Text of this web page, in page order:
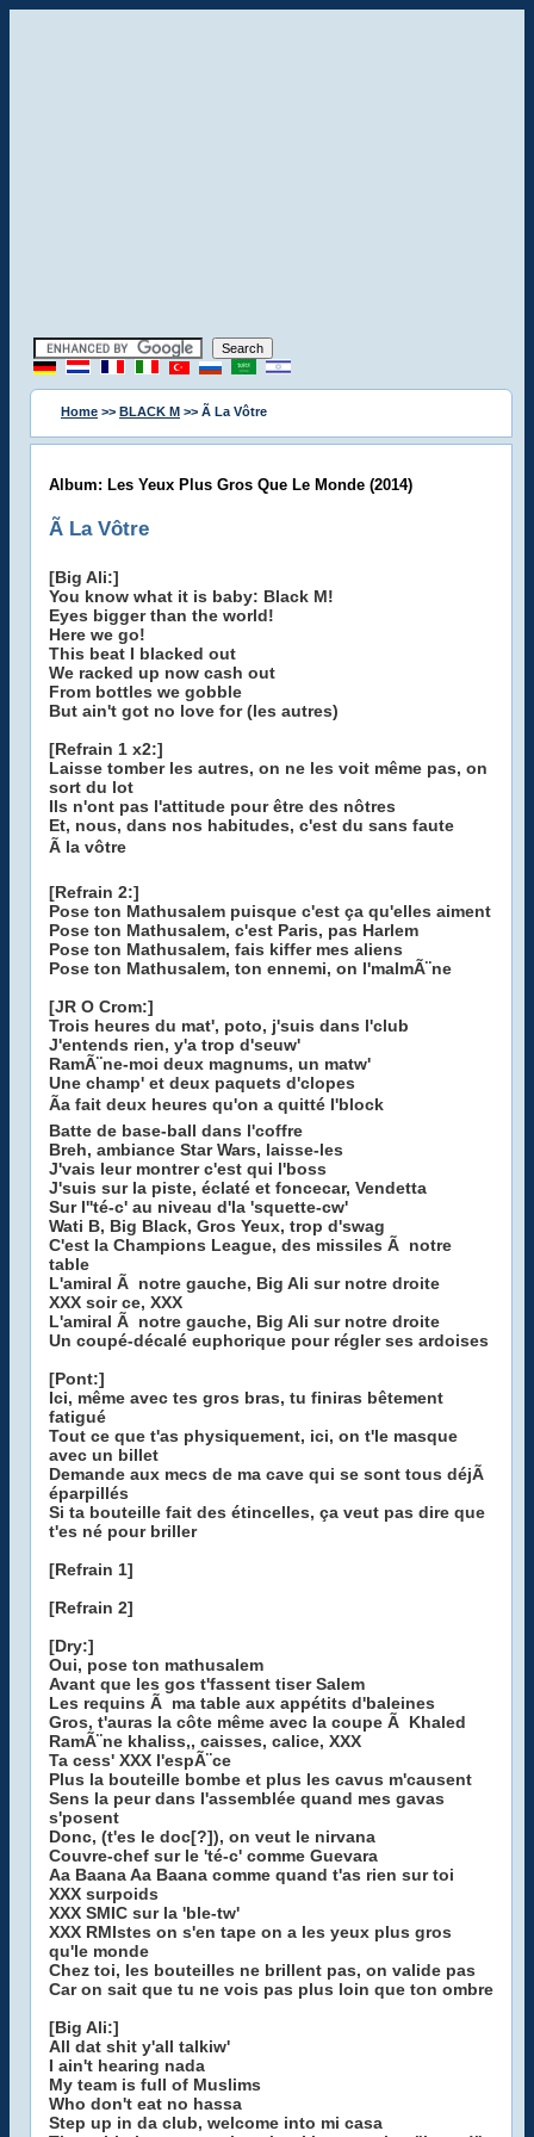
Home >> BLACK M >> Ã La Vôtre
Album: Les Yeux Plus Gros Que Le Monde (2014)
Ã La Vôtre
[Big Ali:]
You know what it is baby: Black M!
Eyes bigger than the world!
Here we go!
This beat I blacked out
We racked up now cash out
From bottles we gobble
But ain't got no love for (les autres)
[Refrain 1 x2:]
Laisse tomber les autres, on ne les voit même pas, on
sort du lot
Ils n'ont pas l'attitude pour être des nôtres
Et, nous, dans nos habitudes, c'est du sans faute
Ã la vôtre
[Refrain 2:]
Pose ton Mathusalem puisque c'est ça qu'elles aiment
Pose ton Mathusalem, c'est Paris, pas Harlem
Pose ton Mathusalem, fais kiffer mes aliens
Pose ton Mathusalem, ton ennemi, on l'malmÃ¨ne
[JR O Crom:]
Trois heures du mat', poto, j'suis dans l'club
J'entends rien, y'a trop d'seuw'
RamÃ¨ne-moi deux magnums, un matw'
Une champ' et deux paquets d'clopes
Ãa fait deux heures qu'on a quitté l'block
Batte de base-ball dans l'coffre
Breh, ambiance Star Wars, laisse-les
J'vais leur montrer c'est qui l'boss
J'suis sur la piste, éclaté et foncecar, Vendetta
Sur l''té-c' au niveau d'la 'squette-cw'
Wati B, Big Black, Gros Yeux, trop d'swag
C'est la Champions League, des missiles Ã notre
table
L'amiral Ã notre gauche, Big Ali sur notre droite
XXX soir ce, XXX
L'amiral Ã notre gauche, Big Ali sur notre droite
Un coupé-décalé euphorique pour régler ses ardoises
[Pont:]
Ici, même avec tes gros bras, tu finiras bêtement
fatigué
Tout ce que t'as physiquement, ici, on t'le masque
avec un billet
Demande aux mecs de ma cave qui se sont tous déjÃ
éparpillés
Si ta bouteille fait des étincelles, ça veut pas dire que
t'es né pour briller
[Refrain 1]
[Refrain 2]
[Dry:]
Oui, pose ton mathusalem
Avant que les gos t'fassent tiser Salem
Les requins Ã ma table aux appétits d'baleines
Gros, t'auras la côte même avec la coupe Ã Khaled
RamÃ¨ne khaliss,, caisses, calice, XXX
Ta cess' XXX l'espÃ¨ce
Plus la bouteille bombe et plus les cavus m'causent
Sens la peur dans l'assemblée quand mes gavas
s'posent
Donc, (t'es le doc[?]), on veut le nirvana
Couvre-chef sur le 'té-c' comme Guevara
Aa Baana Aa Baana comme quand t'as rien sur toi
XXX surpoids
XXX SMIC sur la 'ble-tw'
XXX RMIstes on s'en tape on a les yeux plus gros
qu'le monde
Chez toi, les bouteilles ne brillent pas, on valide pas
Car on sait que tu ne vois pas plus loin que ton ombre
[Big Ali:]
All dat shit y'all talkiw'
I ain't hearing nada
My team is full of Muslims
Who don't eat no hassa
Step up in da club, welcome into mi casa